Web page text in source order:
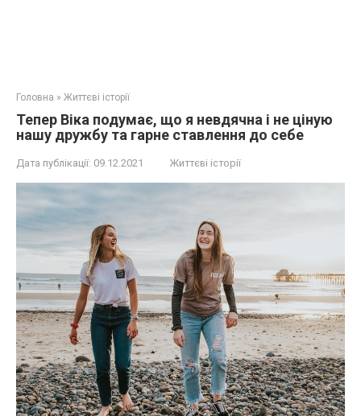
Головна » Життєві історії
Тепер Віка подумає, що я невдячна і не ціную
нашу дружбу та гарне ставлення до себе
Дата публікації: 09.12.2021 Життєві історії